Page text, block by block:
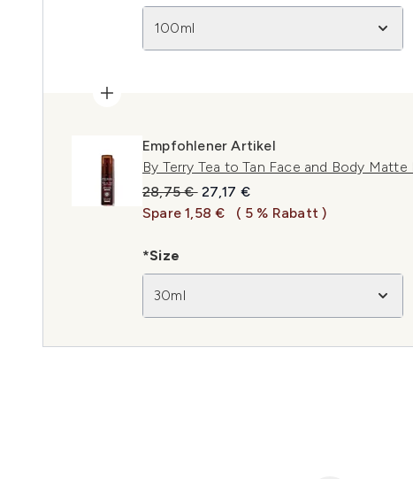
100ml
Empfohlener Artikel
By Terry Tea to Tan Face and Body Matte
Unverbindliche Preisempfehlung:
28,75 € Aktueller Preis:
27,17 €
Spare 1,58 €
( 5 % Rabatt )
*Size
30ml